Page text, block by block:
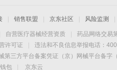
销售联盟 京东社区 风险监测
自营医疗器械经营资质 药品网络交易
许可证
违法和不良信息举报电话：
第三方平台备案凭证（京）网械平台备字
包 京东云